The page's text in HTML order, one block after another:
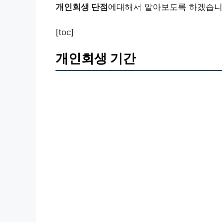
개인회생 단점 에대해서 알아보도록 하겠습
[toc]
개인회생 기간